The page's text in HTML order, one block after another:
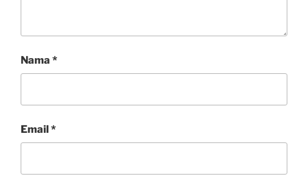
Nama *
Email*